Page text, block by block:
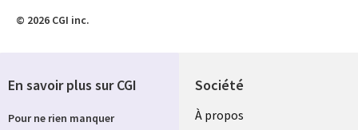
© 2026 CGI inc.
Société
À propos
En savoir plus sur CGI
Pour ne rien manquer